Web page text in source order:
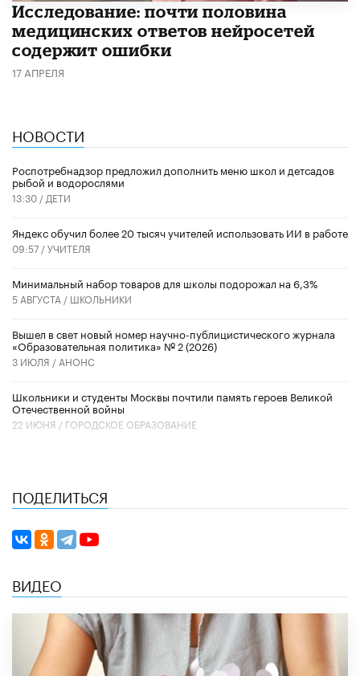
Исследование: почти половина
медицинских ответов нейросетей
содержит ошибки
17 АПРЕЛЯ
НОВОСТИ
Роспотребнадзор предложил дополнить меню школ и детсадов
рыбой и водорослями
13:30 / ДЕТИ
​Яндекс обучил более 20 тысяч учителей использовать ИИ в работе
09:57 /УЧИТЕЛЯ
Минимальный набор товаров для школы подорожал на 6,3%
5 АВГУСТА / ШКОЛЬНИКИ
Вышел в свет новый номер научно-публицистического журнала
«Образовательная политика» № 2 (2026)
3 ИЮЛЯ / АНОНС
Школьники и студенты Москвы почтили память героев Великой
Отечественной войны
22 ИЮНЯ / ГОРОДСКОЕ ОБРАЗОВАНИЕ
ПОДЕЛИТЬСЯ
ВИДЕО